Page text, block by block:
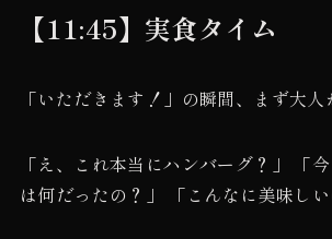
【11:45】実食タイム
「いただきます！」の瞬間、まず大
「え、これ本当にハンバーグ？」 「
は何だったの？」 「こんなに美味しい